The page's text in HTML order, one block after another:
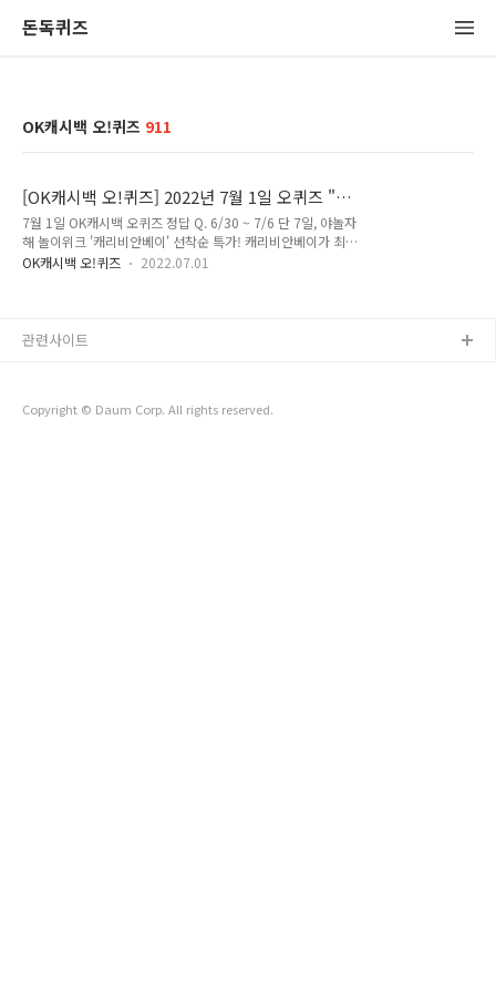
돈독퀴즈
OK캐시백 오!퀴즈 911
[OK캐시백 오!퀴즈] 2022년 7월 1일 오퀴즈 "야
놀자해 놀이위크" 10시 정답
7월 1일 OK캐시백 오퀴즈 정답 Q. 6/30 ~ 7/6 단 7일, 야놀자
해 놀이위크 '캐리비안베이' 선착순 특가! 캐리비안베이가 최대
OO% 할인된 가격 19,900원! 망설이면 품절, 올여름 워터파크
이면 품절, 올여름 워터파크도 초특가해~ OOOOOOOO에 들어
독 또는 즐겨찾기 추가를 권장합니다. 네이버나 다음..
OK캐시백 오!퀴즈 2022.07.01
Copyright © Daum Corp. All rights reserved.
관련사이트